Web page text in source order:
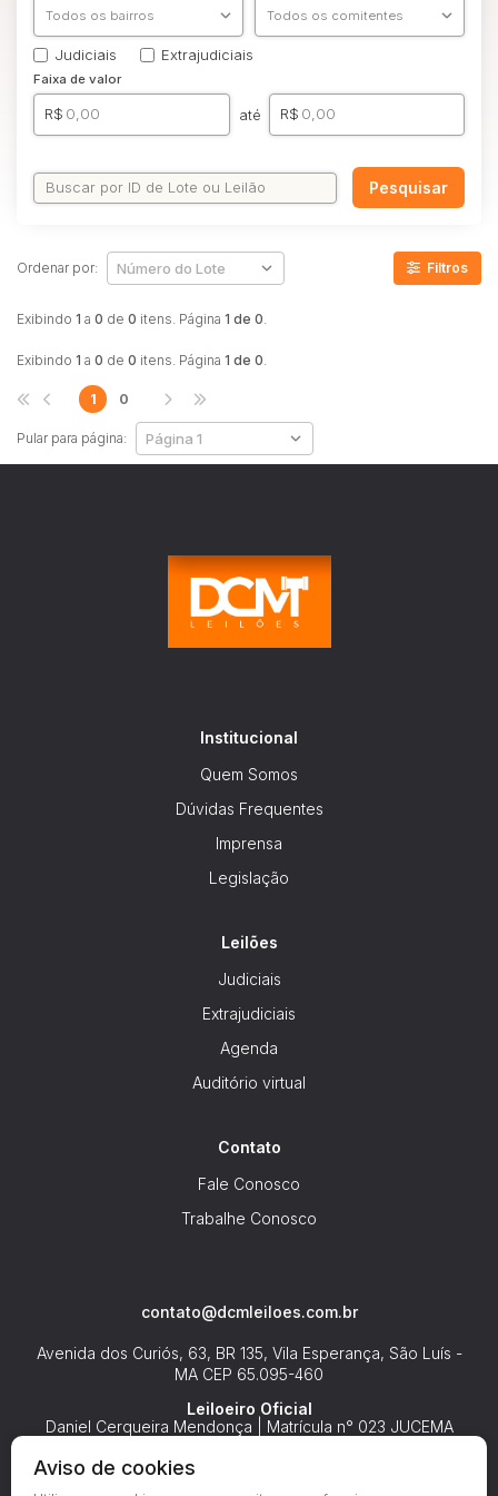
Comercial
Hotel
Imovel
Lote
Lote/Trreno
Pousada
Prédio Comercial
Rural
Vaga de Garagem
Veículos
Caminhão
Caminhões
Judiciais Extrajudiciais
Faixa de valor
R$ até R$
Pesquisar
Exibindo 1 a 0 de 0 itens. Página 1 de 0.
Ordenar por: Filtros
Exibindo 1 a 0 de 0 itens. Página 1 de 0.
Pular para página:
1 0
Institucional
Quem Somos
Dúvidas Frequentes
Imprensa
Legislação
Leilões
Judiciais
Extrajudiciais
Agenda
Auditório virtual
Contato
Fale Conosco
Trabalhe Conosco
contato@dcmleiloes.com.br
Avenida dos Curiós, 63, BR 135, Vila Esperança, São Luís -
MA CEP 65.095-460
Leiloeiro Oficial
Daniel Cerqueira Mendonça | Matrícula n° 023 JUCEMA
Aviso de cookies